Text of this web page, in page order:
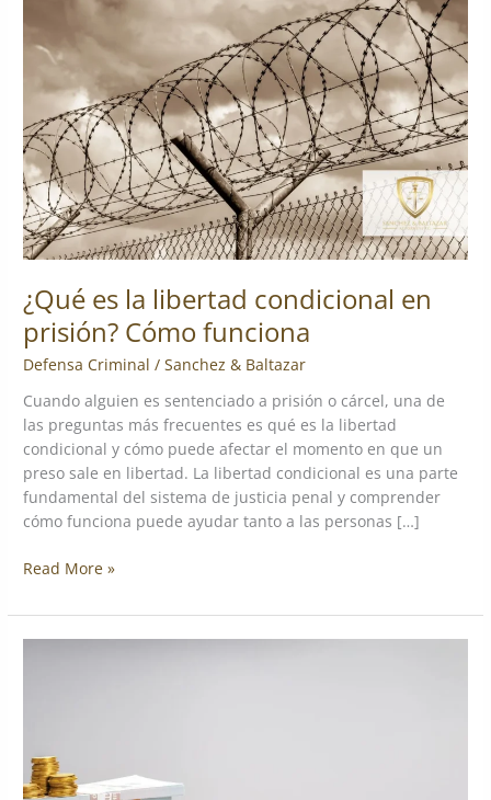
¿Qué es la libertad condicional en
prisión? Cómo funciona
Defensa Criminal /Sanchez & Baltazar
Cuando alguien es sentenciado a prisión o cárcel, una de
las preguntas más frecuentes es qué es la libertad
condicional y cómo puede afectar el momento en que un
preso sale en libertad. La libertad condicional es una parte
fundamental del sistema de justicia penal y comprender
cómo funciona puede ayudar tanto a las personas […]
libertad
condicional
en
prisión?
Cómo
funciona
Read More »
es
la